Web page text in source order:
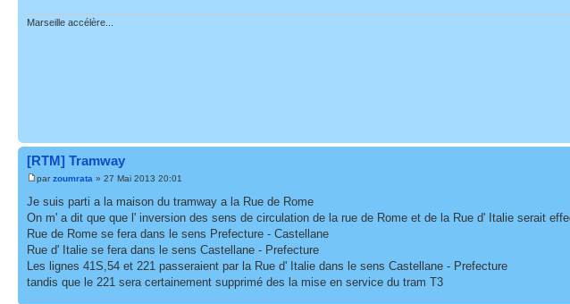
Marseille accélère...
[RTM] Tramway
parzoumrata » 27 Mai 2013 20:01
Je suis parti a la maison du tramway a la Rue de Rome
On m' a dit que que l' inversion des sens de circulation de la rue de Rome et de la Rue d' Italie serait
Rue de Rome se fera dans le sens Prefecture - Castellane
Rue d' Italie se fera dans le sens Castellane - Prefecture
Les lignes 41S,54 et 221 passeraient par la Rue d' Italie dans le sens Castellane - Prefecture
tandis que le 221 sera certainement supprimé des la mise en service du tram T3